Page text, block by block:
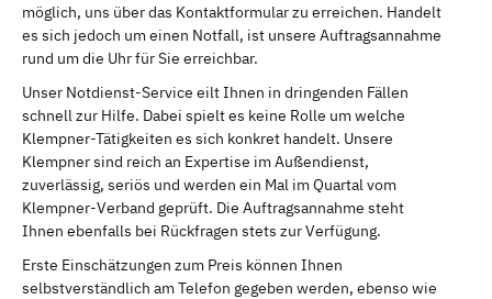
möglich, uns über das Kontaktformular zu erreichen. Handelt
es sich jedoch um einen Notfall, ist unsere Auftragsannahme
rund um die Uhr für Sie erreichbar.
Unser Notdienst-Service eilt Ihnen in dringenden Fällen
schnell zur Hilfe. Dabei spielt es keine Rolle um welche
Klempner-Tätigkeiten es sich konkret handelt. Unsere
Klempner sind reich an Expertise im Außendienst,
zuverlässig, seriös und werden ein Mal im Quartal vom
Klempner-Verband geprüft. Die Auftragsannahme steht
Ihnen ebenfalls bei Rückfragen stets zur Verfügung.
Erste Einschätzungen zum Preis können Ihnen
selbstverständlich am Telefon gegeben werden, ebenso wie